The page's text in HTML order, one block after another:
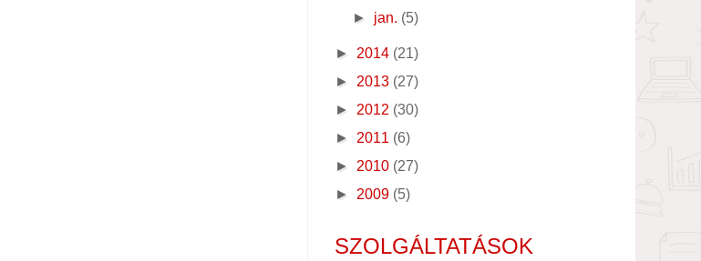
► jan. (5)
► 2014 (21)
► 2013 (27)
► 2012 (30)
► 2011 (6)
► 2010 (27)
► 2009 (5)
SZOLGÁLTATÁSOK